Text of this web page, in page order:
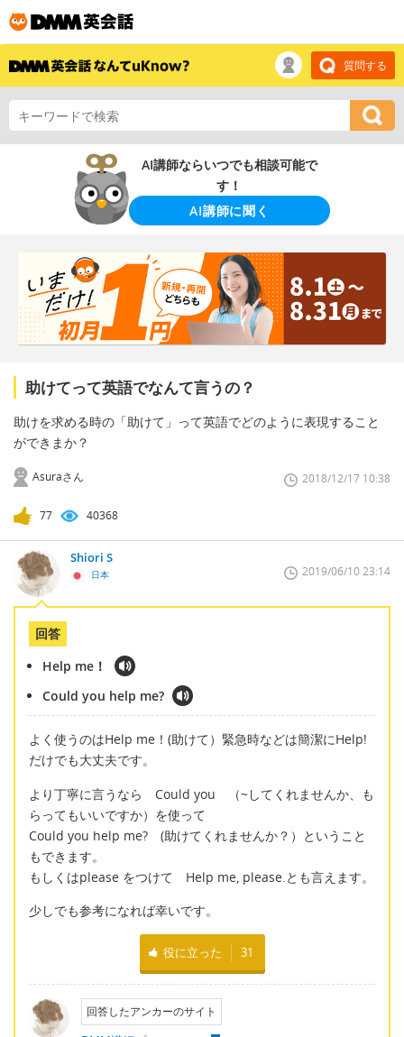
質問する
AI講師ならいつでも相談可能で
す！
AI講師に聞く
助けてって英語でなんて言うの？
助けを求める時の「助けて」って英語でどのように表現すること
ができまか？
Asuraさん 2018/12/17 10:38
77 40368
Shiori S
日本 2019/06/10 23:14
回答
Help me！
Could you help me?
よく使うのはHelp me！(助けて）緊急時などは簡潔にHelp!
だけでも大丈夫です。
より丁寧に言うなら Could you （~してくれませんか、も
らってもいいですか）を使って
Could you help me? (助けてくれませんか？）ということ
もできます。
もしくはplease をつけて Help me, please.とも言えます。
少しでも参考になれば幸いです。
役に立った 31
回答したアンカーのサイト